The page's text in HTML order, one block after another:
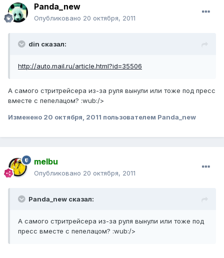
Panda_new
Опубликовано 20 октября, 2011
din сказал:
http://auto.mail.ru/article.html?id=35506
А самого стритрейсера из-за руля вынули или тоже под пресс
вместе с пепелацом? :wub:/>
Изменено 20 октября, 2011 пользователем Panda_new
melbu
Опубликовано 20 октября, 2011
Panda_new сказал:
А самого стритрейсера из-за руля вынули или тоже под
пресс вместе с пепелацом? :wub:/>